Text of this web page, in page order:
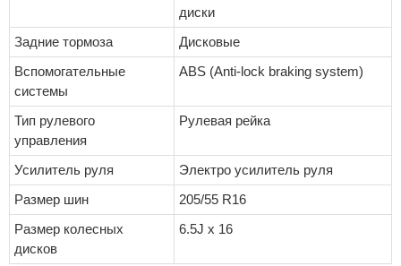
диски
Задние тормоза
Дисковые
Вспомогательные
системы
ABS (Anti-lock braking system)
Тип рулевого
управления
Рулевая рейка
Усилитель руля
Электро усилитель руля
Размер шин
205/55 R16
Размер колесных
дисков
6.5J x 16